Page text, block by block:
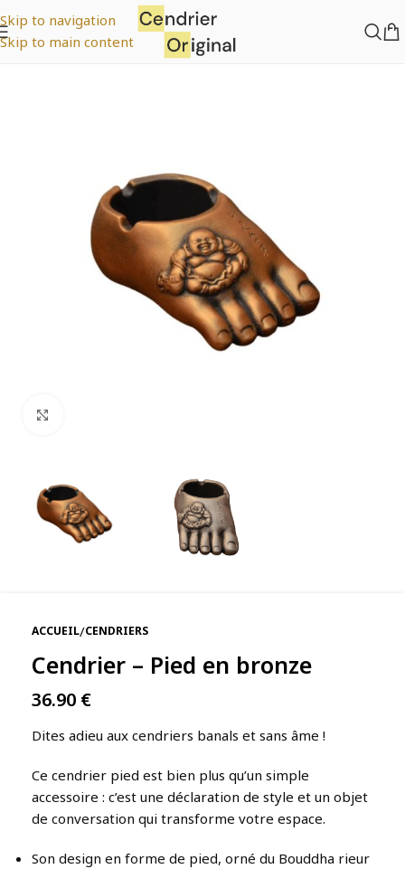
Skip to navigation
Skip to main content
ACCUEIL/CENDRIERS
Cendrier – Pied en bronze
36.90 €
Dites adieu aux cendriers banals et sans âme !
Ce cendrier pied est bien plus qu’un simple
accessoire : c’est une déclaration de style et un objet
de conversation qui transforme votre espace.
Son design en forme de pied, orné du Bouddha rieur